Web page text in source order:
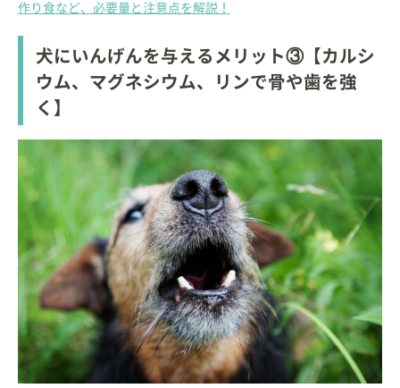
作り食など、必要量と注意点を解説！
犬にいんげんを与えるメリット③【カルシ
ウム、マグネシウム、リンで骨や歯を強
く】